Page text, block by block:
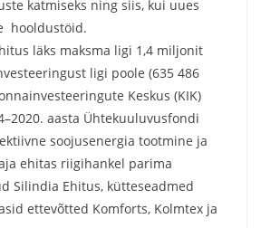
katmiseks ning siis, kui uues
hooldustöid.
läks maksma ligi 1,4 miljonit
ligi poole (635 486
Keskus (KIK)
aasta Ühtekuuluvusfondi
soojusenergia tootmine ja
ehitas riigihankel parima
Silindia Ehitus, kütteseadmed
ettevõtted Komforts, Kolmtex ja